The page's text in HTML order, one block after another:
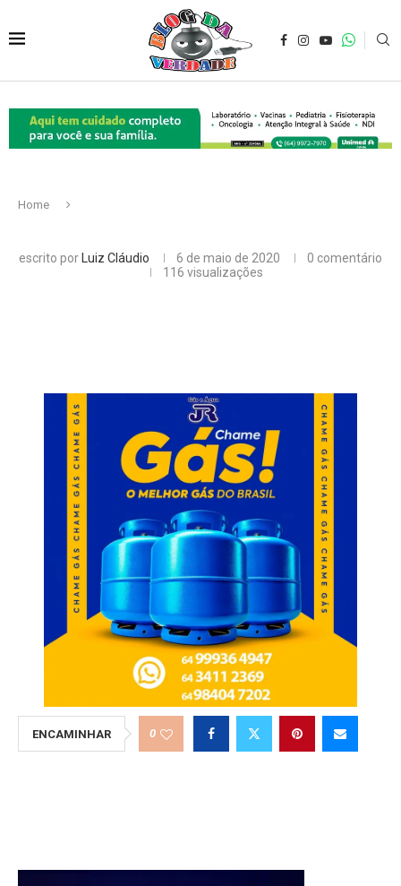
Home
escrito por Luiz Cláudio 6 de maio de 2020
0 comentário
116 visualizações
ENCAMINHAR 0